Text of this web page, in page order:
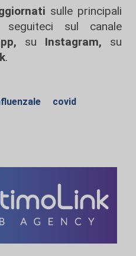
sulle principali
sul canale
su Instagram, su
.
covid